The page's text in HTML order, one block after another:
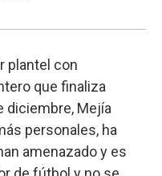
plantel con
que finaliza
diciembre, Mejía
personales, ha
amenazado y es